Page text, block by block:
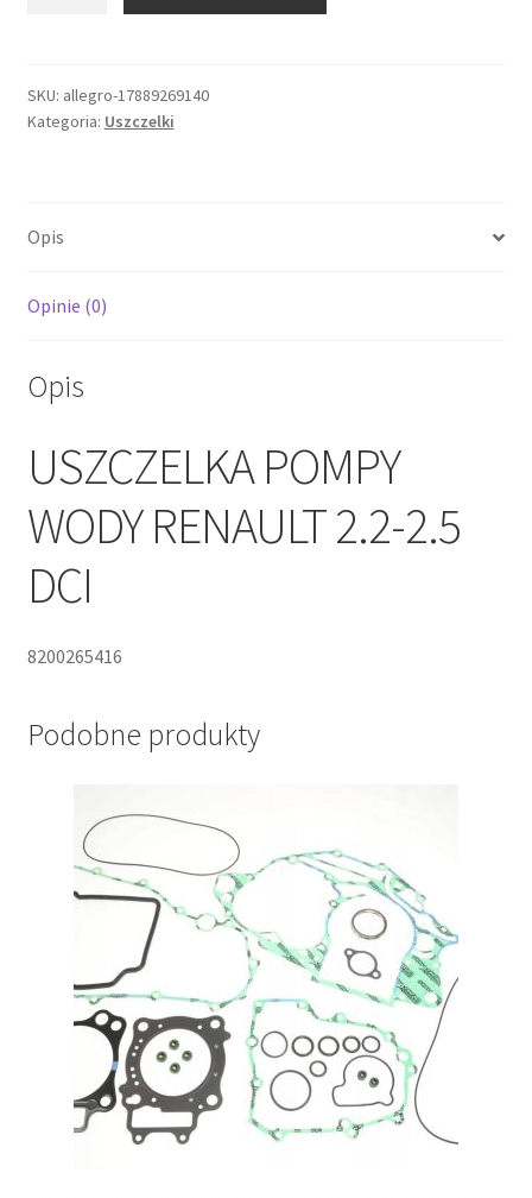
USZCZELKA
POMPY
2.5DCI
SKU: allegro-17889269140
Kategoria: Uszczelki
Opis
Opinie (0)
Opis
USZCZELKA POMPY
WODY RENAULT 2.2-2.5
DCI
8200265416
Podobne produkty